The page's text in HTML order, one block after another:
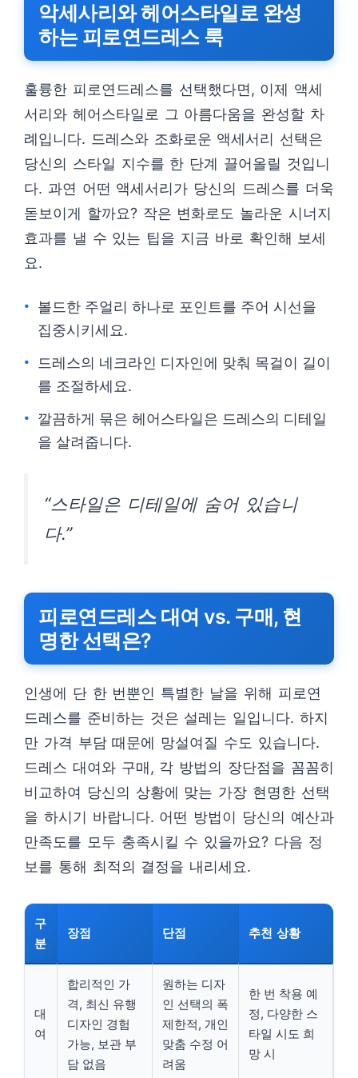
악세사리와 헤어스타일로 완성
하는 피로연드레스 룩
훌륭한 피로연드레스를 선택했다면, 이제 액세
서리와 헤어스타일로 그 아름다움을 완성할 차
례입니다. 드레스와 조화로운 액세서리 선택은
당신의 스타일 지수를 한 단계 끌어올릴 것입니
다. 과연 어떤 액세서리가 당신의 드레스를 더욱
돋보이게 할까요? 작은 변화로도 놀라운 시너지
효과를 낼 수 있는 팁을 지금 바로 확인해 보세
요.
볼드한 주얼리 하나로 포인트를 주어 시선을
집중시키세요.
드레스의 네크라인 디자인에 맞춰 목걸이 길이
를 조절하세요.
깔끔하게 묶은 헤어스타일은 드레스의 디테일
을 살려줍니다.
“스타일은 디테일에 숨어 있습니
다.”
피로연드레스 대여 vs. 구매, 현
명한 선택은?
인생에 단 한 번뿐인 특별한 날을 위해 피로연
드레스를 준비하는 것은 설레는 일입니다. 하지
만 가격 부담 때문에 망설여질 수도 있습니다.
드레스 대여와 구매, 각 방법의 장단점을 꼼꼼히
비교하여 당신의 상황에 맞는 가장 현명한 선택
을 하시기 바랍니다. 어떤 방법이 당신의 예산과
만족도를 모두 충족시킬 수 있을까요? 다음 정
보를 통해 최적의 결정을 내리세요.
구
분
장점 단점 추천 상황
대
여
합리적인 가
격, 최신 유행
디자인 경험
가능, 보관 부
담 없음
원하는 디자
인 선택의 폭
제한적, 개인
맞춤 수정 어
려움
한 번 착용 예
정, 다양한 스
타일 시도 희
망 시